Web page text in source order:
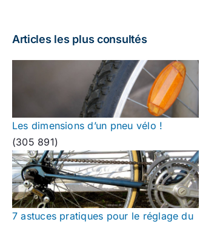
Articles les plus consultés
Les dimensions d’un pneu vélo !
(305 891)
7 astuces pratiques pour le réglage du